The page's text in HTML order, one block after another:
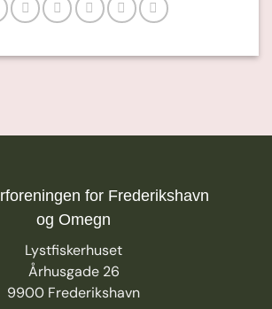
for Frederikshavn
og Omegn
Lystfiskerhuset
Århusgade 26
9900 Frederikshavn